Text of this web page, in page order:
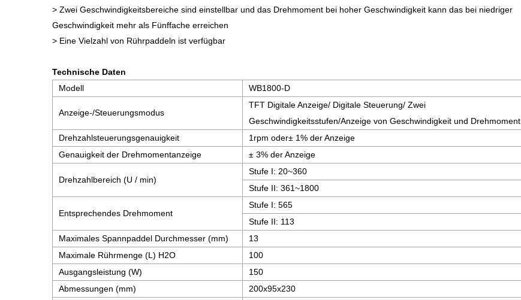
> Zwei Geschwindigkeitsbereiche sind einstellbar und das Drehmoment bei hoher Geschwindigkeit kann das bei niedriger
Geschwindigkeit mehr als Fünffache erreichen
> Eine Vielzahl von Rührpaddeln ist verfügbar
Technische Daten
Modell
WB1800-D
Anzeige-/Steuerungsmodus
TFT Digitale Anzeige/ Digitale Steuerung/ Zwei
Geschwindigkeitsstufen/Anzeige von Geschwindigkeit und Drehmoment
Drehzahlsteuerungsgenauigkeit
1rpm oder± 1% der Anzeige
Genauigkeit der Drehmomentanzeige
± 3% der Anzeige
Drehzahlbereich (U / min)
Stufe I: 20~360
Stufe II: 361~1800
Entsprechendes Drehmoment
Stufe I: 565
Stufe II: 113
Maximales Spannpaddel Durchmesser (mm)
13
Maximale Rührmenge (L) H2O
100
Ausgangsleistung (W)
150
Abmessungen (mm)
200x95x230